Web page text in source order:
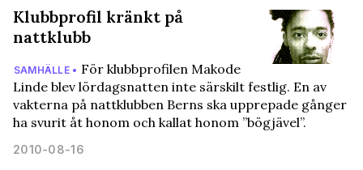
Klubbprofil kränkt på
nattklubb
SAMHÄLLE • För klubbprofilen Makode
Linde blev lördagsnatten inte särskilt festlig. En av
vakterna på nattklubben Berns ska upprepade gånger
ha svurit åt honom och kallat honom ”bögjävel”.
2010-08-16